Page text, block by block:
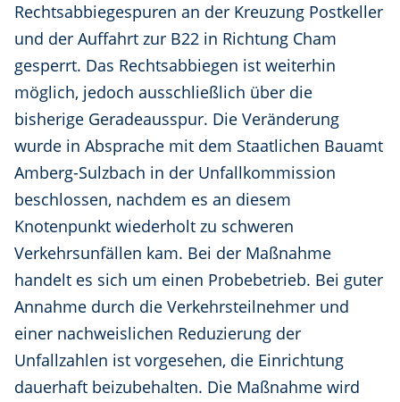
Rechtsabbiegespuren an der Kreuzung Postkeller
und der Auffahrt zur B22 in Richtung Cham
gesperrt. Das Rechtsabbiegen ist weiterhin
möglich, jedoch ausschließlich über die
bisherige Geradeausspur. Die Veränderung
wurde in Absprache mit dem Staatlichen Bauamt
Amberg-Sulzbach in der Unfallkommission
beschlossen, nachdem es an diesem
Knotenpunkt wiederholt zu schweren
Verkehrsunfällen kam. Bei der Maßnahme
handelt es sich um einen Probebetrieb. Bei guter
Annahme durch die Verkehrsteilnehmer und
einer nachweislichen Reduzierung der
Unfallzahlen ist vorgesehen, die Einrichtung
dauerhaft beizubehalten. Die Maßnahme wird